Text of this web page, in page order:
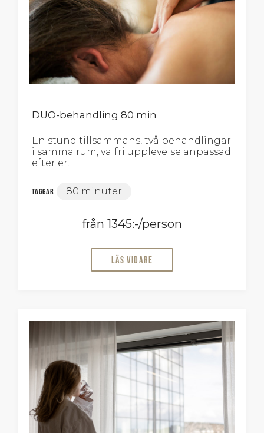
DUO-behandling 80 min
En stund tillsammans, två behandlingar
i samma rum, valfri upplevelse anpassad
efter er.
Taggar 80 minuter
från 1345:-/person
Läs vidare